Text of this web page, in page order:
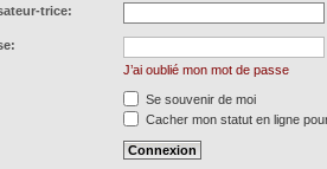
trice:
J’ai oublié mon mot de passe
Se souvenir de moi
Cacher mon statut en ligne